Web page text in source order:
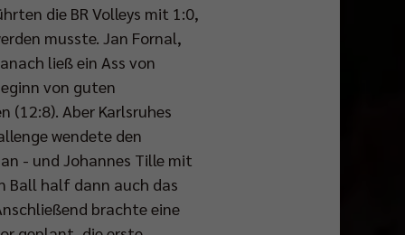
die BR Volleys mit 1:0,
musste. Jan Fornal,
ließ ein Ass von
von guten
(12:8). Aber Karlsruhes
wendete den
- und Johannes Tille mit
Ball half dann auch das
brachte eine